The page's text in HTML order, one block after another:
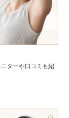
ターや口コミも紹